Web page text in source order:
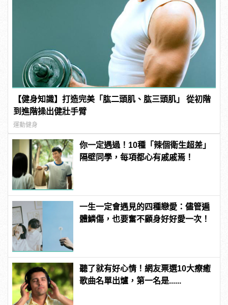
【健身知識】打造完美「肱二頭肌、肱三頭肌」 從初階
到進階操出健壯手臂
運動健身
你一定遇過！10種「辣個衛生超差」
隔壁同學，每項都心有戚戚焉！
一生一定會遇見的四種戀愛：儘管遍
體鱗傷，也要奮不顧身好好愛一次！
聽了就有好心情！網友票選10大療癒
歌曲名單出爐，第一名是......